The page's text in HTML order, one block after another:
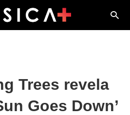
Trees revela
Goes Down’